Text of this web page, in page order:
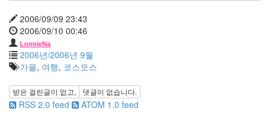
2006/09/09 23:43
2006/09/10 00:46
LonnieNa
2006년/2006년 9월
가을, 여행, 코스모스
받은 걸린글이 없고, 댓글이 없습니다.
RSS 2.0 feed ATOM 1.0 feed
2010
년
11
월
5
년
12